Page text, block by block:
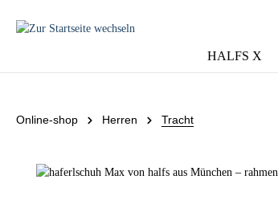
HALFS X
Online-shop Herren Tracht